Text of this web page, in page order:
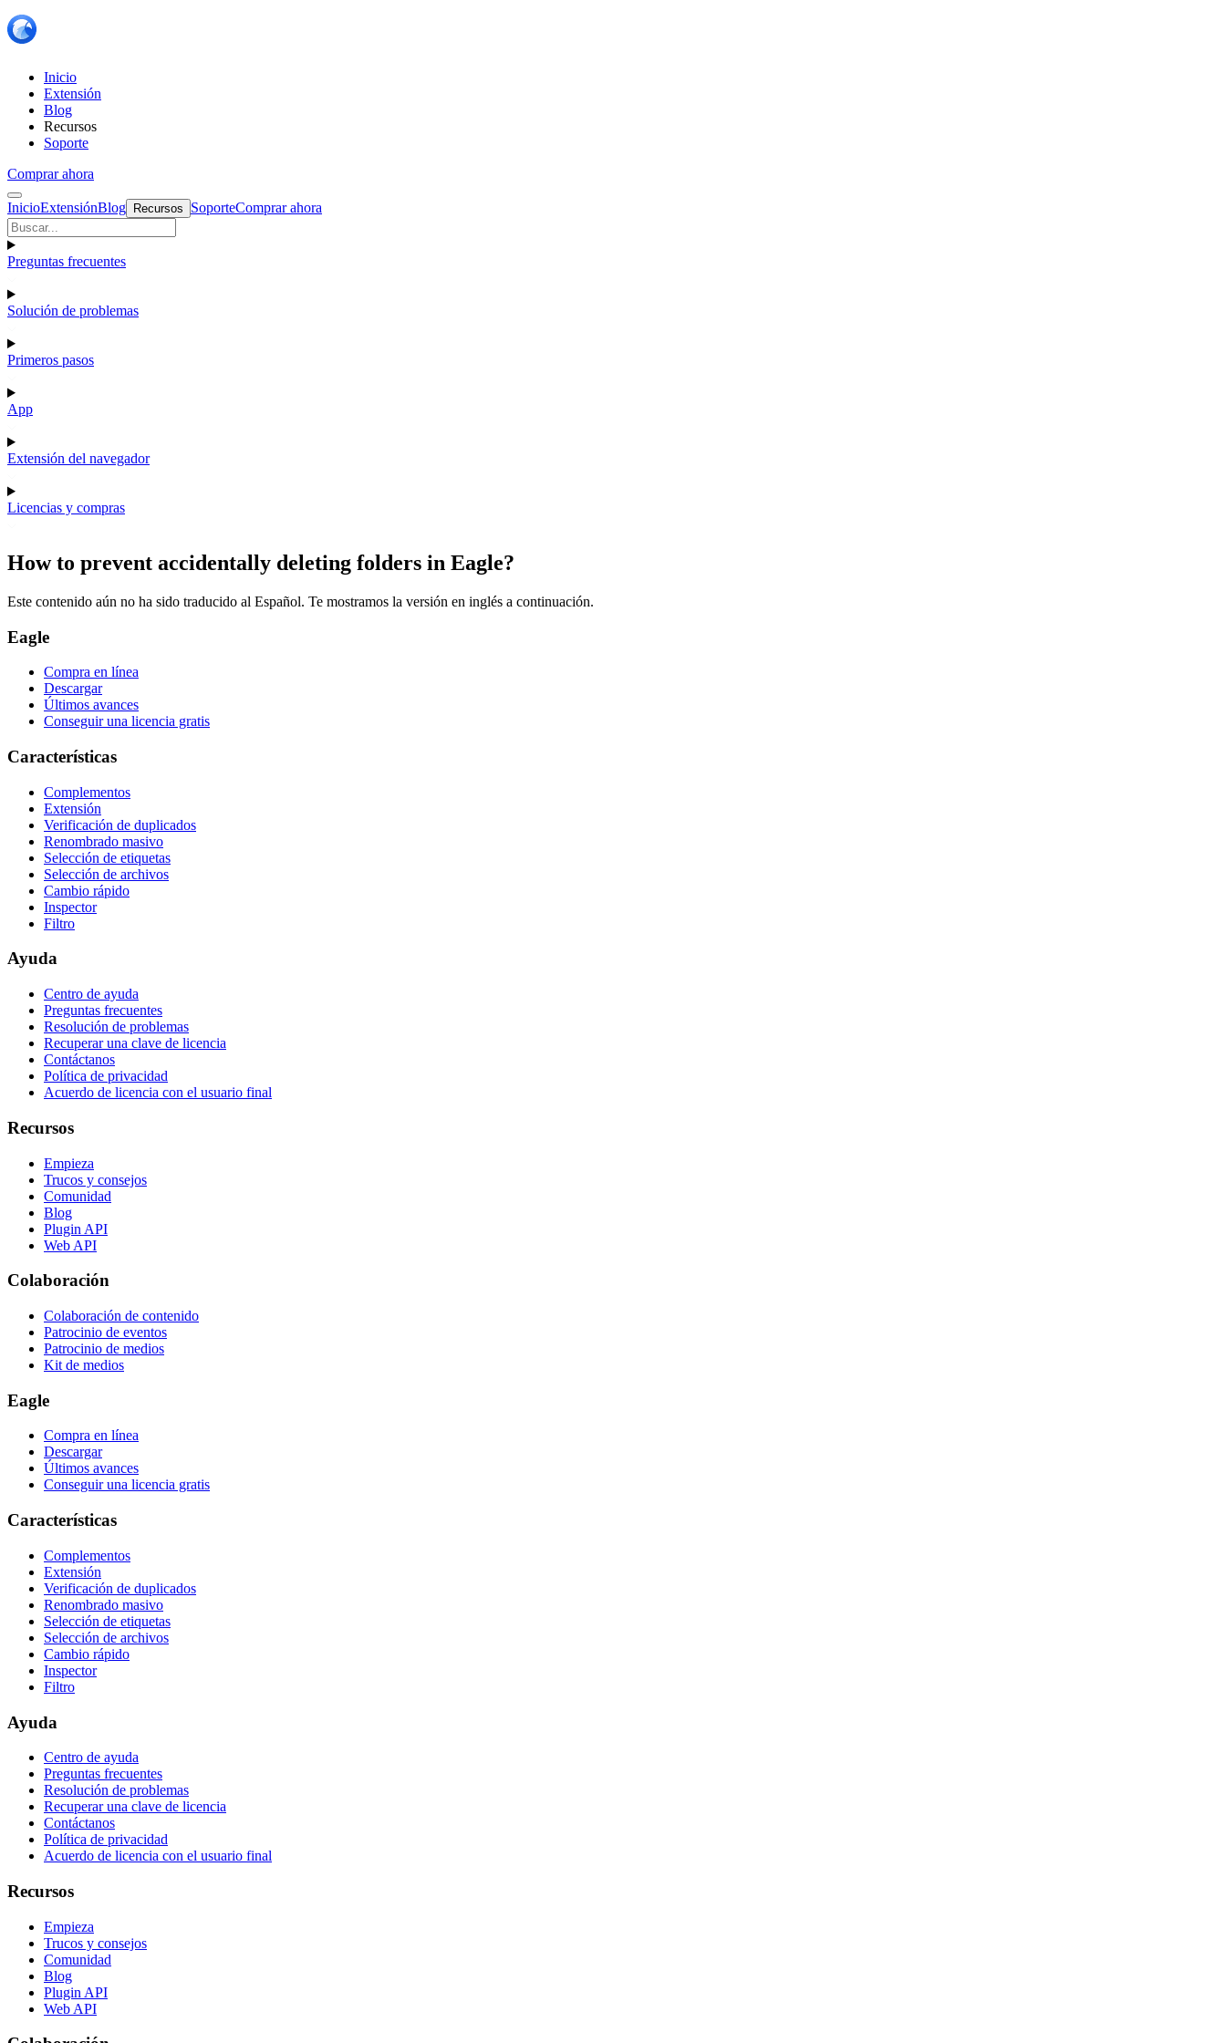
Inicio
Extensión
Blog
Recursos
Soporte
Comprar ahora
InicioExtensiónBlog Recursos SoporteComprar ahora
Preguntas frecuentes
Solución de problemas
Primeros pasos
App
Extensión del navegador
Licencias y compras
How to prevent accidentally deleting folders in Eagle?
Este contenido aún no ha sido traducido al Español. Te mostramos la versión en inglés a continuación.
Eagle
Compra en línea
Descargar
Últimos avances
Conseguir una licencia gratis
Características
Complementos
Extensión
Verificación de duplicados
Renombrado masivo
Selección de etiquetas
Selección de archivos
Cambio rápido
Inspector
Filtro
Ayuda
Centro de ayuda
Preguntas frecuentes
Resolución de problemas
Recuperar una clave de licencia
Contáctanos
Política de privacidad
Acuerdo de licencia con el usuario final
Recursos
Empieza
Trucos y consejos
Comunidad
Blog
Plugin API
Web API
Colaboración
Colaboración de contenido
Patrocinio de eventos
Patrocinio de medios
Kit de medios
Eagle
Compra en línea
Descargar
Últimos avances
Conseguir una licencia gratis
Características
Complementos
Extensión
Verificación de duplicados
Renombrado masivo
Selección de etiquetas
Selección de archivos
Cambio rápido
Inspector
Filtro
Ayuda
Centro de ayuda
Preguntas frecuentes
Resolución de problemas
Recuperar una clave de licencia
Contáctanos
Política de privacidad
Acuerdo de licencia con el usuario final
Recursos
Empieza
Trucos y consejos
Comunidad
Blog
Plugin API
Web API